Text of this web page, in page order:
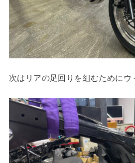
次はリアの足回りを組むためにウ